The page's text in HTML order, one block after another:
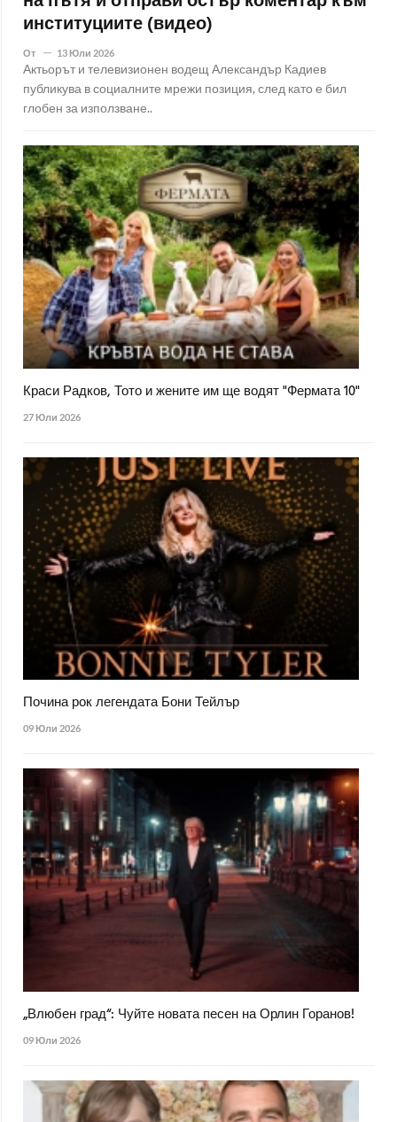
институциите (видео)
От 13 Юли 2026
Актьорът и телевизионен водещ Александър Кадиев
публикува в социалните мрежи позиция, след като е бил
глобен за използване..
Краси Радков, Тото и жените им ще водят "Фермата 10"
27 Юли 2026
Почина рок легендата Бони Тейлър
09 Юли 2026
„Влюбен град“: Чуйте новата песен на Орлин Горанов!
09 Юли 2026